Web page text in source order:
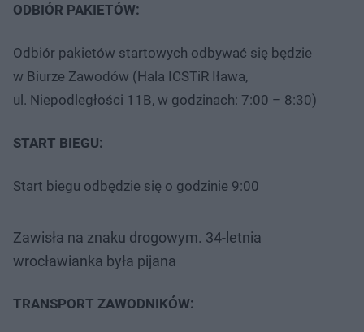
ODBIÓR PAKIETÓW:
Odbiór pakietów startowych odbywać się będzie
w Biurze Zawodów (Hala ICSTiR Iława,
ul. Niepodległości 11B, w godzinach: 7:00 – 8:30)
START BIEGU:
Start biegu odbędzie się o godzinie 9:00
Zawisła na znaku drogowym. 34-letnia
wrocławianka była pijana
TRANSPORT ZAWODNIKÓW: